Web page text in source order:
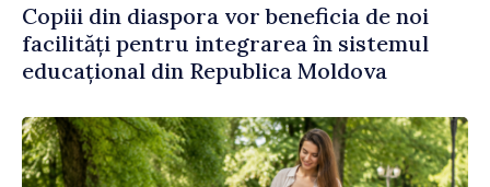
Copiii din diaspora vor beneficia de noi
facilități pentru integrarea în sistemul
educațional din Republica Moldova